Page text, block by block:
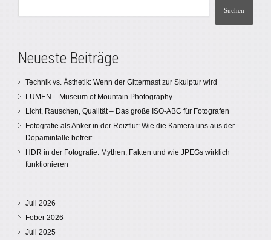
Suchen
Neueste Beiträge
Technik vs. Ästhetik: Wenn der Gittermast zur Skulptur wird
LUMEN – Museum of Mountain Photography
Licht, Rauschen, Qualität – Das große ISO-ABC für Fotografen
Fotografie als Anker in der Reizflut: Wie die Kamera uns aus der
Dopaminfalle befreit
HDR in der Fotografie: Mythen, Fakten und wie JPEGs wirklich
funktionieren
Juli 2026
Feber 2026
Juli 2025